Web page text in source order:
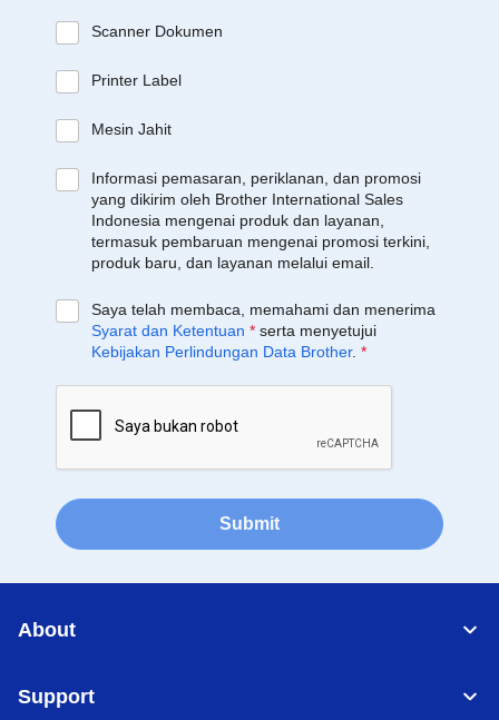
Scanner Dokumen
Printer Label
Mesin Jahit
Informasi pemasaran, periklanan, dan promosi
yang dikirim oleh Brother International Sales
Indonesia mengenai produk dan layanan,
termasuk pembaruan mengenai promosi terkini,
produk baru, dan layanan melalui email.
Saya telah membaca, memahami dan menerima
Syarat dan Ketentuan * serta menyetujui
Kebijakan Perlindungan Data Brother. *
Submit
About
Support